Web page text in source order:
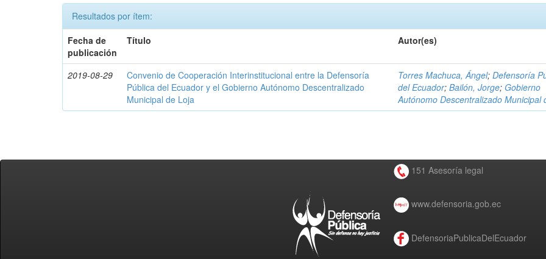
Resultados por ítem:
Fecha de
publicación
Título Autor(es)
2019-08-29
Convenio de Cooperación Interinstitucional entre la Defensoría
Pública del Ecuador y el Gobierno Autónomo Descentralizado
Municipal de Loja
Torres Machuca, Ángel;Defensoría
del Ecuador;Bailón, Jorge; Gobierno
Autónomo Descentralizado Municipal
151 Asesoría legal
www.defensoria.gob.ec
DefensoriaPublicaDelEcuador